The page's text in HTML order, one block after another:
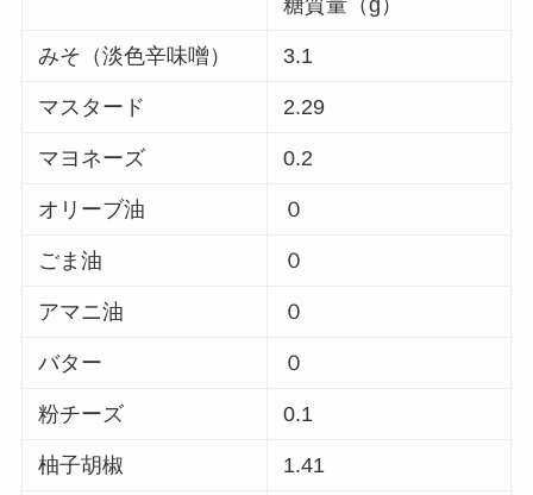
みそ（淡色辛味噌） 3.1
マスタード 2.29
マヨネーズ 0.2
オリーブ油 ０
ごま油 ０
アマニ油 ０
バター ０
粉チーズ 0.1
柚子胡椒 1.41